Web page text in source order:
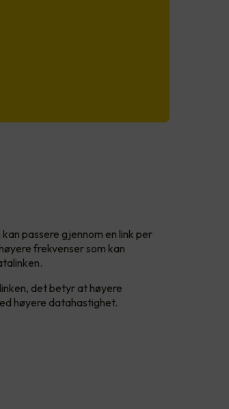
passere gjennom en link per
frekvenser som kan
det betyr at høyere
høyere datahastighet.